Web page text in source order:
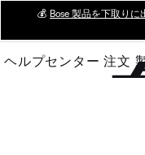
Main
💰 Bose 製品を下取り
ヘルプセンター 注文